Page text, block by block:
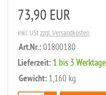
73,90 EUR
inkl. UStzzgl. Versandkosten
Art.Nr.: 01800180
Lieferzeit: 1 bis 3 Werktage
Gewicht: 1,160 kg